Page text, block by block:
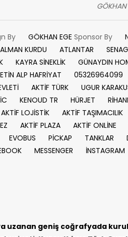
GÖKHAN
By GÖKHAN EGE Sponsor By
ALMAN KURDU ATLANTAR
KAYRA SİNEKLİK GÜNAYDIN
ALP HAFRİYAT 05326964099
AKTİF TÜRK UGUR
KENOUD TR HÜRJET
AKTİF LOJİSTİK AKTİF TAŞIMACILIK
AKTİF PLAZA AKTİF ONLİNE
EVOBUS PİCKAP TANKLAR
MESSENGER İNSTAGRAM
uzanan geniş coğrafyada